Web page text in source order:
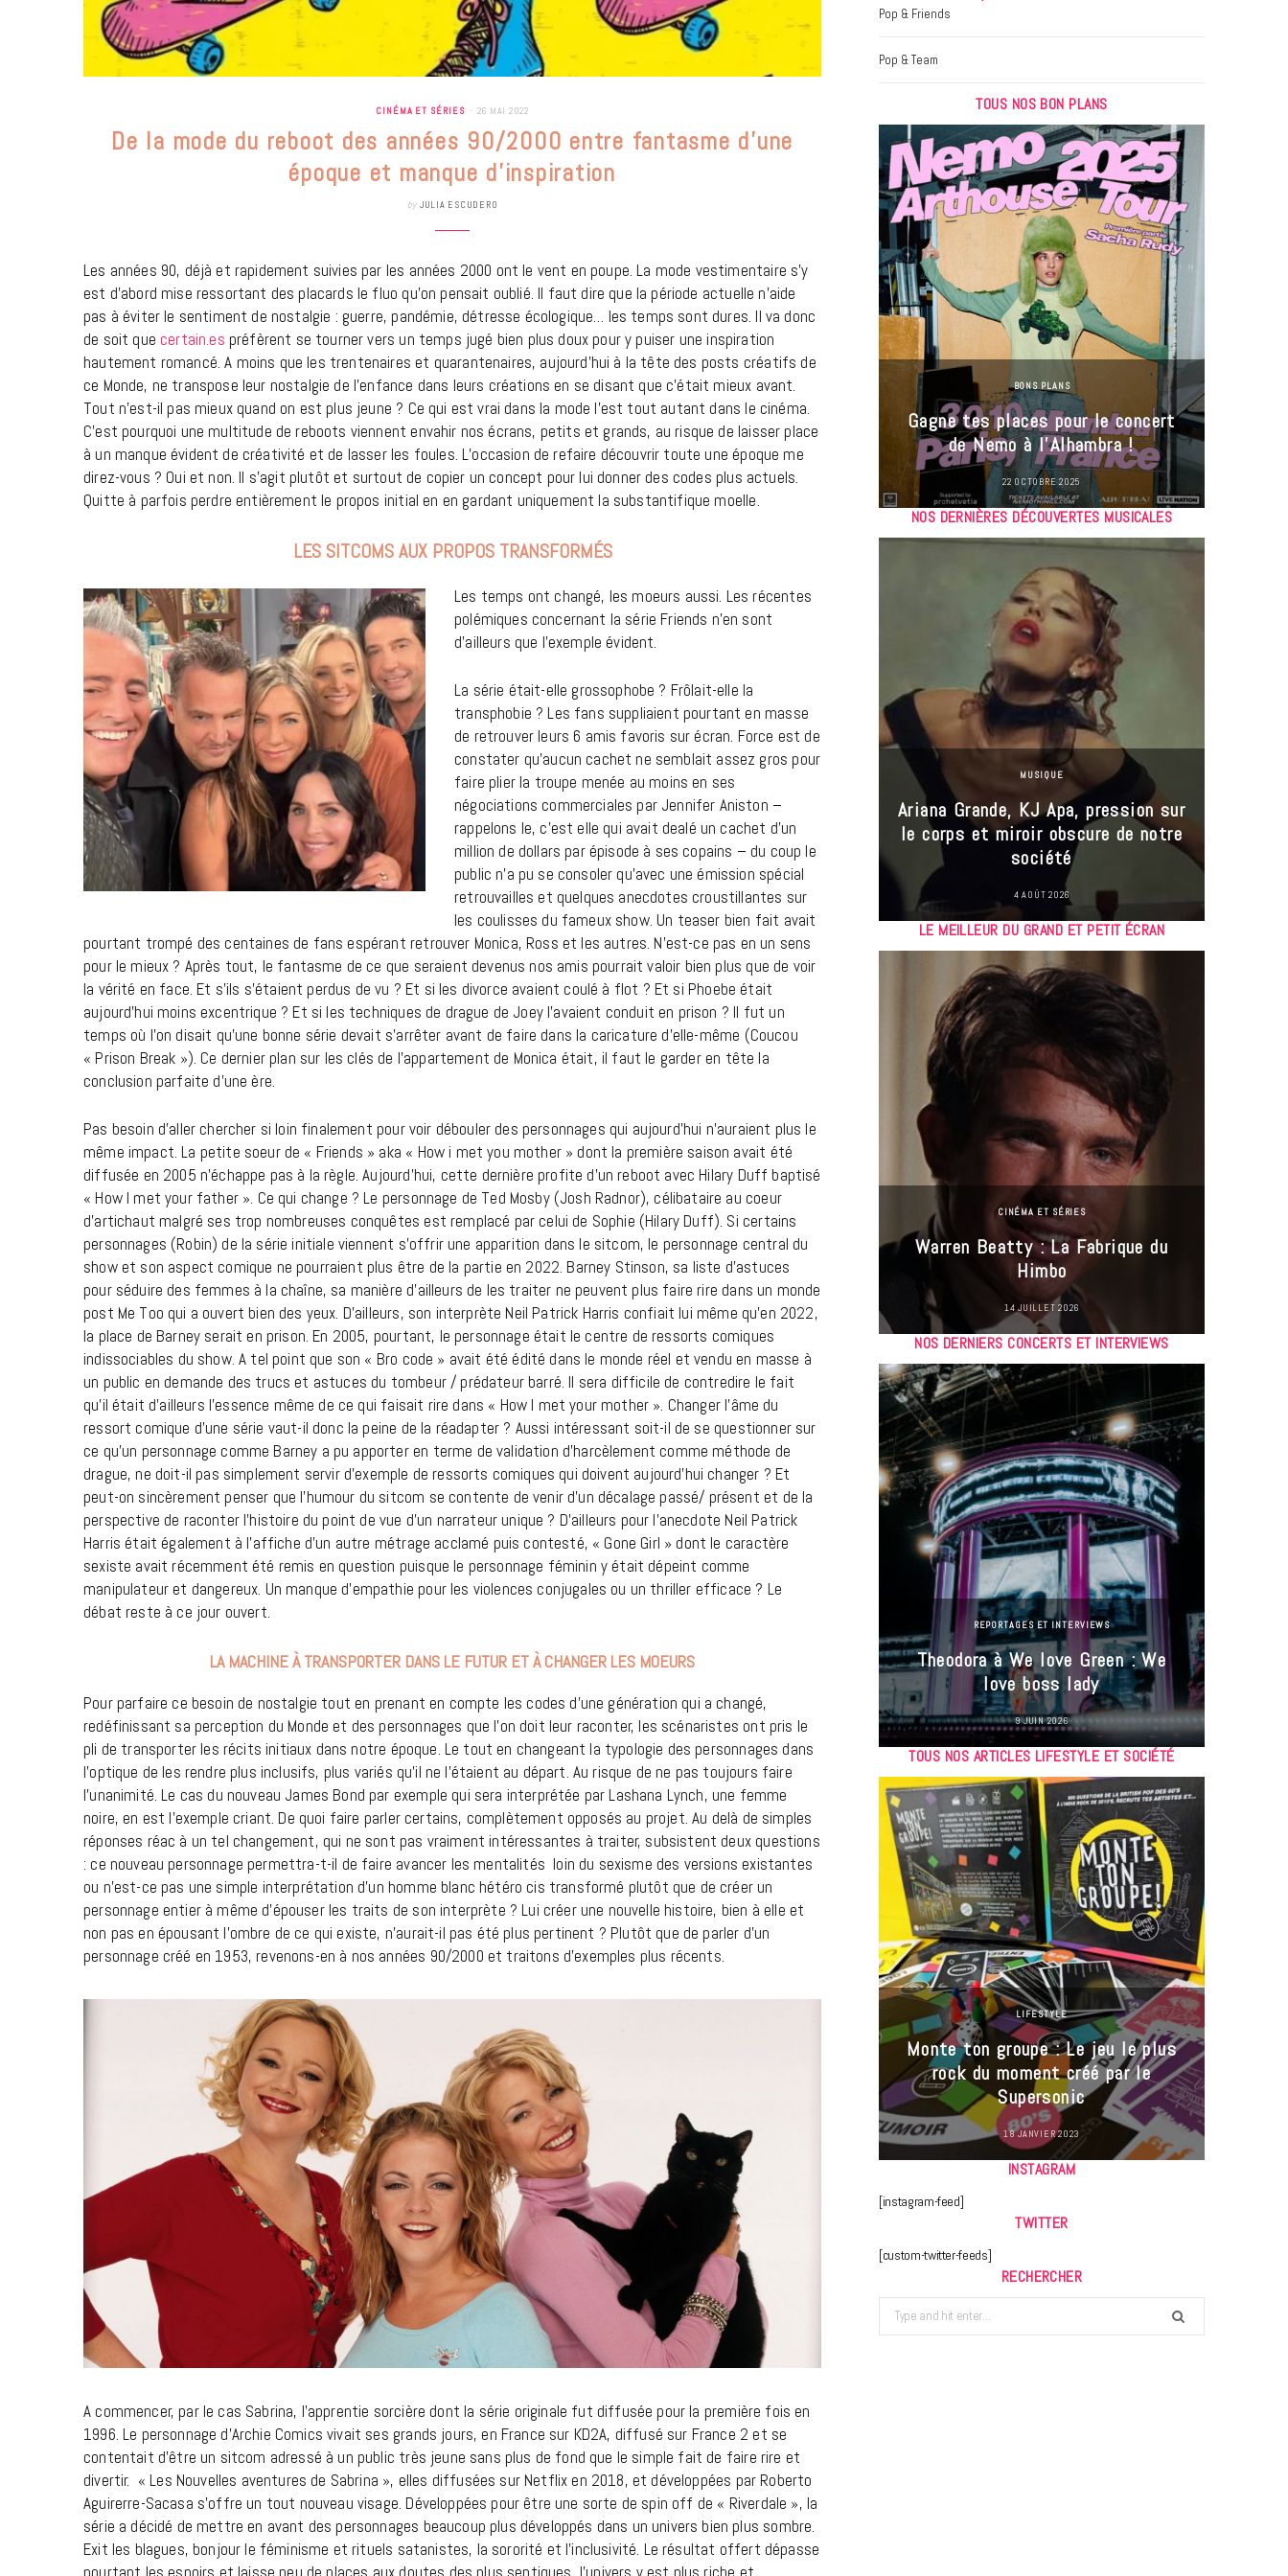
CINÉMA ET SÉRIES 26 MAI 2022
De la mode du reboot des années 90/2000 entre fantasme d’une
époque et manque d’inspiration
by JULIA ESCUDERO
Les années 90, déjà et rapidement suivies par les années 2000 ont le vent en poupe. La mode vestimentaire s’y
est d’abord mise ressortant des placards le fluo qu’on pensait oublié. Il faut dire que la période actuelle n’aide
pas à éviter le sentiment de nostalgie : guerre, pandémie, détresse écologique… les temps sont dures. Il va donc
de soit que certain.es préfèrent se tourner vers un temps jugé bien plus doux pour y puiser une inspiration
hautement romancé. A moins que les trentenaires et quarantenaires, aujourd’hui à la tête des posts créatifs de
ce Monde, ne transpose leur nostalgie de l’enfance dans leurs créations en se disant que c’était mieux avant.
Tout n’est-il pas mieux quand on est plus jeune ? Ce qui est vrai dans la mode l’est tout autant dans le cinéma.
C’est pourquoi une multitude de reboots viennent envahir nos écrans, petits et grands, au risque de laisser place
à un manque évident de créativité et de lasser les foules. L’occasion de refaire découvrir toute une époque me
direz-vous ? Oui et non. Il s’agit plutôt et surtout de copier un concept pour lui donner des codes plus actuels.
Quitte à parfois perdre entièrement le propos initial en en gardant uniquement la substantifique moelle.
LES SITCOMS AUX PROPOS TRANSFORMÉS
Les temps ont changé, les moeurs aussi. Les récentes
polémiques concernant la série Friends n’en sont
d’ailleurs que l’exemple évident.
La série était-elle grossophobe ? Frôlait-elle la
transphobie ? Les fans suppliaient pourtant en masse
de retrouver leurs 6 amis favoris sur écran. Force est de
constater qu’aucun cachet ne semblait assez gros pour
faire plier la troupe menée au moins en ses
négociations commerciales par Jennifer Aniston –
rappelons le, c’est elle qui avait dealé un cachet d’un
million de dollars par épisode à ses copains – du coup le
public n’a pu se consoler qu’avec une émission spécial
retrouvailles et quelques anecdotes croustillantes sur
les coulisses du fameux show. Un teaser bien fait avait
pourtant trompé des centaines de fans espérant retrouver Monica, Ross et les autres. N’est-ce pas en un sens
pour le mieux ? Après tout, le fantasme de ce que seraient devenus nos amis pourrait valoir bien plus que de voir
la vérité en face. Et s’ils s’étaient perdus de vu ? Et si les divorce avaient coulé à flot ? Et si Phoebe était
aujourd’hui moins excentrique ? Et si les techniques de drague de Joey l’avaient conduit en prison ? Il fut un
temps où l’on disait qu’une bonne série devait s’arrêter avant de faire dans la caricature d’elle-même (Coucou
« Prison Break »). Ce dernier plan sur les clés de l’appartement de Monica était, il faut le garder en tête la
conclusion parfaite d’une ère.
Pas besoin d’aller chercher si loin finalement pour voir débouler des personnages qui aujourd’hui n’auraient plus le
même impact. La petite soeur de « Friends » aka « How i met you mother » dont la première saison avait été
diffusée en 2005 n’échappe pas à la règle. Aujourd’hui, cette dernière profite d’un reboot avec Hilary Duff baptisé
« How I met your father ». Ce qui change ? Le personnage de Ted Mosby (Josh Radnor), célibataire au coeur
d’artichaut malgré ses trop nombreuses conquêtes est remplacé par celui de Sophie (Hilary Duff). Si certains
personnages (Robin) de la série initiale viennent s’offrir une apparition dans le sitcom, le personnage central du
show et son aspect comique ne pourraient plus être de la partie en 2022. Barney Stinson, sa liste d’astuces
pour séduire des femmes à la chaîne, sa manière d’ailleurs de les traiter ne peuvent plus faire rire dans un monde
post Me Too qui a ouvert bien des yeux. D’ailleurs, son interprète Neil Patrick Harris confiait lui même qu’en 2022,
la place de Barney serait en prison. En 2005, pourtant, le personnage était le centre de ressorts comiques
indissociables du show. A tel point que son « Bro code » avait été édité dans le monde réel et vendu en masse à
un public en demande des trucs et astuces du tombeur / prédateur barré. Il sera difficile de contredire le fait
qu’il était d’ailleurs l’essence même de ce qui faisait rire dans « How I met your mother ». Changer l’âme du
ressort comique d’une série vaut-il donc la peine de la réadapter ? Aussi intéressant soit-il de se questionner sur
ce qu’un personnage comme Barney a pu apporter en terme de validation d’harcèlement comme méthode de
drague, ne doit-il pas simplement servir d’exemple de ressorts comiques qui doivent aujourd’hui changer ? Et
peut-on sincèrement penser que l’humour du sitcom se contente de venir d’un décalage passé/ présent et de la
perspective de raconter l’histoire du point de vue d’un narrateur unique ? D’ailleurs pour l’anecdote Neil Patrick
Harris était également à l’affiche d’un autre métrage acclamé puis contesté, « Gone Girl » dont le caractère
sexiste avait récemment été remis en question puisque le personnage féminin y était dépeint comme
manipulateur et dangereux. Un manque d’empathie pour les violences conjugales ou un thriller efficace ? Le
débat reste à ce jour ouvert.
LA MACHINE À TRANSPORTER DANS LE FUTUR ET À CHANGER LES MOEURS
Pour parfaire ce besoin de nostalgie tout en prenant en compte les codes d’une génération qui a changé,
redéfinissant sa perception du Monde et des personnages que l’on doit leur raconter, les scénaristes ont pris le
pli de transporter les récits initiaux dans notre époque. Le tout en changeant la typologie des personnages dans
l’optique de les rendre plus inclusifs, plus variés qu’il ne l’étaient au départ. Au risque de ne pas toujours faire
l’unanimité. Le cas du nouveau James Bond par exemple qui sera interprétée par Lashana Lynch, une femme
noire, en est l’exemple criant. De quoi faire parler certains, complètement opposés au projet. Au delà de simples
réponses réac à un tel changement, qui ne sont pas vraiment intéressantes à traiter, subsistent deux questions
: ce nouveau personnage permettra-t-il de faire avancer les mentalités loin du sexisme des versions existantes
ou n’est-ce pas une simple interprétation d’un homme blanc hétéro cis transformé plutôt que de créer un
personnage entier à même d’épouser les traits de son interprète ? Lui créer une nouvelle histoire, bien à elle et
non pas en épousant l’ombre de ce qui existe, n’aurait-il pas été plus pertinent ? Plutôt que de parler d’un
personnage créé en 1953, revenons-en à nos années 90/2000 et traitons d’exemples plus récents.
A commencer, par le cas Sabrina, l’apprentie sorcière dont la série originale fut diffusée pour la première fois en
1996. Le personnage d’Archie Comics vivait ses grands jours, en France sur KD2A, diffusé sur France 2 et se
contentait d’être un sitcom adressé à un public très jeune sans plus de fond que le simple fait de faire rire et
divertir. « Les Nouvelles aventures de Sabrina », elles diffusées sur Netflix en 2018, et développées par Roberto
Aguirerre-Sacasa s’offre un tout nouveau visage. Développées pour être une sorte de spin off de « Riverdale », la
série a décidé de mettre en avant des personnages beaucoup plus développés dans un univers bien plus sombre.
Exit les blagues, bonjour le féminisme et rituels satanistes, la sororité et l’inclusivité. Le résultat offert dépasse
Pop & Friends
Pop & Team
TOUS NOS BON PLANS
BONS PLANS
Les Eclatantes : une soirée entre
concerts, expos, kart, aéroplume…
à la Cité des Sciences
14 DÉCEMBRE 2022
BONS PLANS
Gagne tes places pour le concert
de Nemo à l’Alhambra !
22 OCTOBRE 2025
NOS DERNIÈRES DÉCOUVERTES MUSICALES
MUSIQUE
Cage The Elephant, l’ivoire du rock
dévoile « Beaches In Tennessee »
18 JUILLET 2026
MUSIQUE
Ariana Grande, KJ Apa, pression sur
le corps et miroir obscure de notre
société
4 AOÛT 2026
LE MEILLEUR DU GRAND ET PETIT ÉCRAN
CINÉMA ET SÉRIES
Disclosure Day : le retour en grâce
de Steven Spielberg
9 JUIN 2026
CINÉMA ET SÉRIES
Warren Beatty : La Fabrique du
Himbo
14 JUILLET 2026
NOS DERNIERS CONCERTS ET INTERVIEWS
We Love Green se met au vert sur
7 JUIN 2026
REPORTAGES ET INTERVIEWS
Theodora à We love Green : We
love boss lady
9 JUIN 2026
TOUS NOS ARTICLES LIFESTYLE ET SOCIÉTÉ
18 FÉVRIER 2021
LIFESTYLE
Monte ton groupe : Le jeu le plus
rock du moment créé par le
Supersonic
18 JANVIER 2023
INSTAGRAM
[instagram-feed]
TWITTER
[custom-twitter-feeds]
RECHERCHER
Search
for: